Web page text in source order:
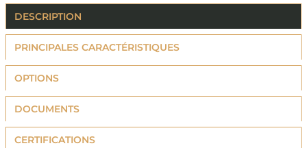
DESCRIPTION
PRINCIPALES CARACTÉRISTIQUES
OPTIONS
DOCUMENTS
CERTIFICATIONS